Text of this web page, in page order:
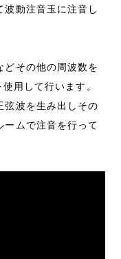
動注音玉に注音し
どその他の周波数を
用して行います。
弦波を生み出しその
ームで注音を行って